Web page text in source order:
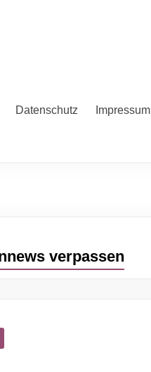
Datenschutz Impressum
verpassen